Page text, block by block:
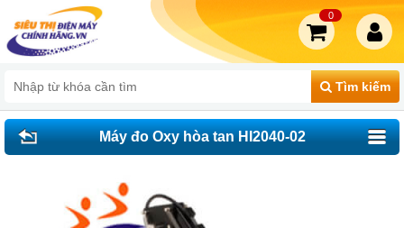
Tìm kiếm
0
Máy đo Oxy hòa tan HI2040-02